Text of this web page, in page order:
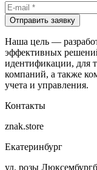
Отправить заявку
Наша цель —
эффективных
идентификации, для
компаний, а также
учета и управления.
Контакты
znak.store
Екатеринбург
ул. розы